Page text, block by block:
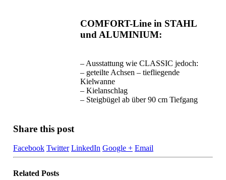
COMFORT-Line in STAHL
und ALUMINIUM:
– Ausstattung wie CLASSIC jedoch:
– geteilte Achsen – tiefliegende
Kielwanne
– Kielanschlag
– Steigbügel ab über 90 cm Tiefgang
Share this post
Facebook Twitter LinkedIn Google + Email
Related Posts